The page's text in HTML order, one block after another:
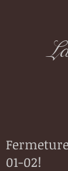
01-02!